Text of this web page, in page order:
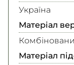
Україна
Матеріал
Матеріал